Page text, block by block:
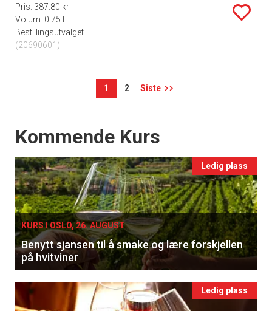
Pris: 387.80 kr
Volum: 0.75 l
Bestillingsutvalget
(20690601)
1 2 Siste
Events
Kommende Kurs
Ledig plass
KURS I OSLO, 26. AUGUST
Benytt sjansen til å smake og lære forskjellen
på hvitviner
Ledig plass